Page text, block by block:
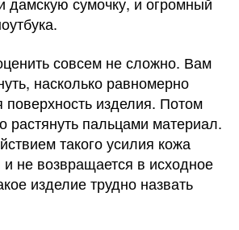
совсем не сложно. Вам
насколько равномерно
поверхность изделия. Потом
растянуть пальцами материал.
такого усилия кожа
не возвращается в исходное
изделие трудно назвать